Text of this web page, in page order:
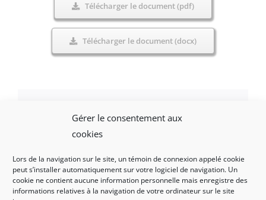
Gérer le consentement aux
cookies
Lors de la navigation sur le site, un témoin de connexion appelé cookie
peut s’installer automatiquement sur votre logiciel de navigation. Un
cookie ne contient aucune information personnelle mais enregistre des
informations relatives à la navigation de votre ordinateur sur le site
Télécharger le document (pdf)
Télécharger le document (docx)
Facebook
X LinkedInWhatsApp
Email